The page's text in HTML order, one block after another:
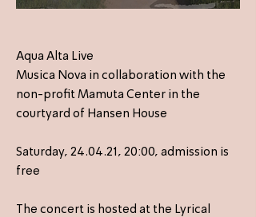
Aqua Alta Live
Musica Nova in collaboration with the
non-profit Mamuta Center in the
courtyard of Hansen House
Saturday, 24.04.21, 20:00, admission is
free
The concert is hosted at the Lyrical